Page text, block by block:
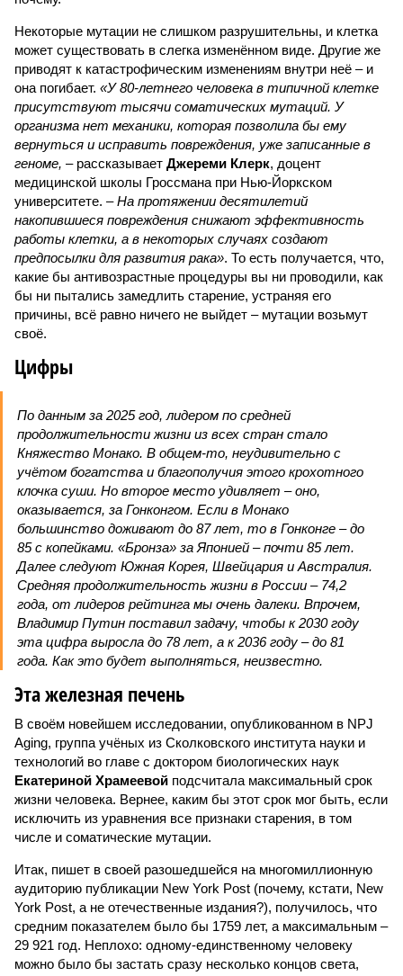
Некоторые мутации не слишком разрушительны, и клетка
может существовать в слегка изменённом виде. Другие же
приводят к катастрофическим изменениям внутри неё – и
она погибает. «У 80-летнего человека в типичной клетке
присутствуют тысячи соматических мутаций. У
организма нет механики, которая позволила бы ему
вернуться и исправить повреждения, уже записанные в
геноме, – рассказывает Джереми Клерк, доцент
медицинской школы Гроссмана при Нью-Йоркском
университете. – На протяжении десятилетий
накопившиеся повреждения снижают эффективность
работы клетки, а в некоторых случаях создают
предпосылки для развития рака». То есть получается, что,
какие бы антивозрастные процедуры вы ни проводили, как
бы ни пытались замедлить старение, устраняя его
причины, всё равно ничего не выйдет – мутации возьмут
своё.
Цифры
По данным за 2025 год, лидером по средней
продолжительности жизни из всех стран стало
Княжество Монако. В общем-то, неудивительно с
учётом богатства и благополучия этого крохотного
клочка суши. Но второе место удивляет – оно,
оказывается, за Гонконгом. Если в Монако
большинство доживают до 87 лет, то в Гонконге – до
85 с копейками. «Бронза» за Японией – почти 85 лет.
Далее следуют Южная Корея, Швейцария и Австралия.
Средняя продолжительность жизни в России – 74,2
года, от лидеров рейтинга мы очень далеки. Впрочем,
Владимир Путин поставил задачу, чтобы к 2030 году
эта цифра выросла до 78 лет, а к 2036 году – до 81
года. Как это будет выполняться, неизвестно.
Эта железная печень
В своём новейшем исследовании, опубликованном в NPJ
Aging, группа учёных из Сколковского института науки и
технологий во главе с доктором биологических наук
Екатериной Храмеевой подсчитала максимальный срок
жизни человека. Вернее, каким бы этот срок мог быть, если
исключить из уравнения все признаки старения, в том
числе и соматические мутации.
Итак, пишет в своей разошедшейся на многомиллионную
аудиторию публикации New York Post (почему, кстати, New
York Post, а не отечественные издания?), получилось, что
средним показателем было бы 1759 лет, а максимальным –
29 921 год. Неплохо: одному-единственному человеку
можно было бы застать сразу несколько концов света,